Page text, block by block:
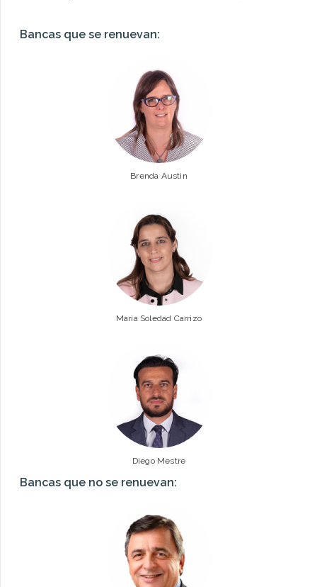
Bancas que se renuevan:
Brenda Austin
Maria Soledad Carrizo
Diego Mestre
Bancas que no se renuevan: